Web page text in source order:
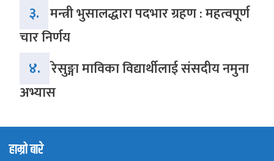
३. मन्त्री भुसालद्धारा पदभार ग्रहण : महत्वपूर्ण
चार निर्णय
४. रेसुङ्गा माविका विद्यार्थीलाई संसदीय नमुना
अभ्यास
हाम्रो बारे